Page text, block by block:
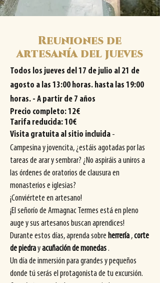
Reuniones de
artesanía del jueves
Todos los jueves del 17 de julio al 21 de
agosto a las 13:00 horas. hasta las 19:00
horas. - A partir de 7 años
Precio completo: 12€
Tarifa reducida: 10€
Visita gratuita al sitio incluida -
Campesina y jovencita, ¿estáis agotadas por las
tareas de arar y sembrar? ¿No aspiráis a uniros a
las órdenes de oratorios de clausura en
monasterios e iglesias?
¡Conviértete en artesano!
¡El señorío de Armagnac Termes está en pleno
auge y sus artesanos buscan aprendices!
Durante estos días, aprenda sobre herrería,corte
de piedrayacuñación de monedas.
Un día de inmersión para grandes y pequeños
donde tú serás el protagonista de tu excursión.